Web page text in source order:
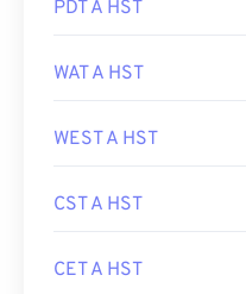
PDT A HST
WAT A HST
WEST A HST
CST A HST
CET A HST